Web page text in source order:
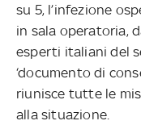
su 5, l’infezione
in sala operatoria,
esperti italiani del
‘documento di
riunisce tutte le
alla situazione.